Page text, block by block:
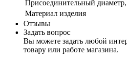
Присоединительный
Материал изделия
Отзывы
Задать вопрос
Вы можете задать любой
товару или работе магазина.